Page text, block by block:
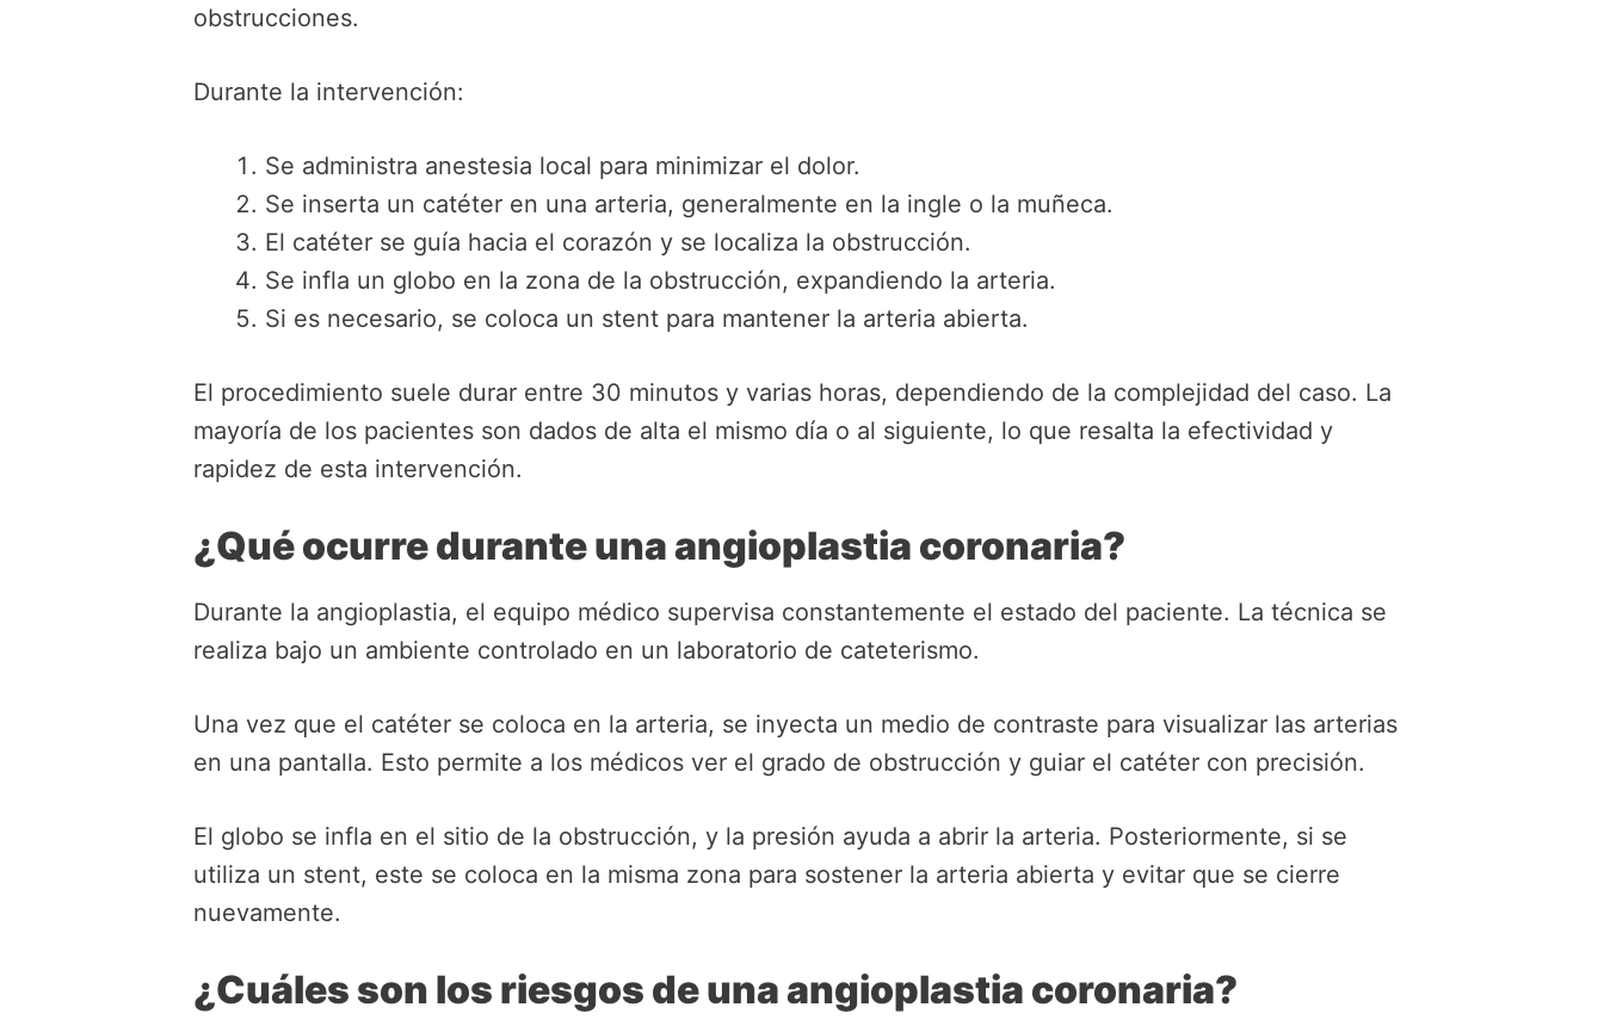
obstrucciones.
Durante la intervención:
Se administra anestesia local para minimizar el dolor.
Se inserta un catéter en una arteria, generalmente en la ingle o la muñeca.
El catéter se guía hacia el corazón y se localiza la obstrucción.
Se infla un globo en la zona de la obstrucción, expandiendo la arteria.
Si es necesario, se coloca un stent para mantener la arteria abierta.
El procedimiento suele durar entre 30 minutos y varias horas, dependiendo de la complejidad del caso. La
mayoría de los pacientes son dados de alta el mismo día o al siguiente, lo que resalta la efectividad y
rapidez de esta intervención.
¿Qué ocurre durante una angioplastia coronaria?
Durante la angioplastia, el equipo médico supervisa constantemente el estado del paciente. La técnica se
realiza bajo un ambiente controlado en un laboratorio de cateterismo.
Una vez que el catéter se coloca en la arteria, se inyecta un medio de contraste para visualizar las arterias
en una pantalla. Esto permite a los médicos ver el grado de obstrucción y guiar el catéter con precisión.
El globo se infla en el sitio de la obstrucción, y la presión ayuda a abrir la arteria. Posteriormente, si se
utiliza un stent, este se coloca en la misma zona para sostener la arteria abierta y evitar que se cierre
nuevamente.
¿Cuáles son los riesgos de una angioplastia coronaria?